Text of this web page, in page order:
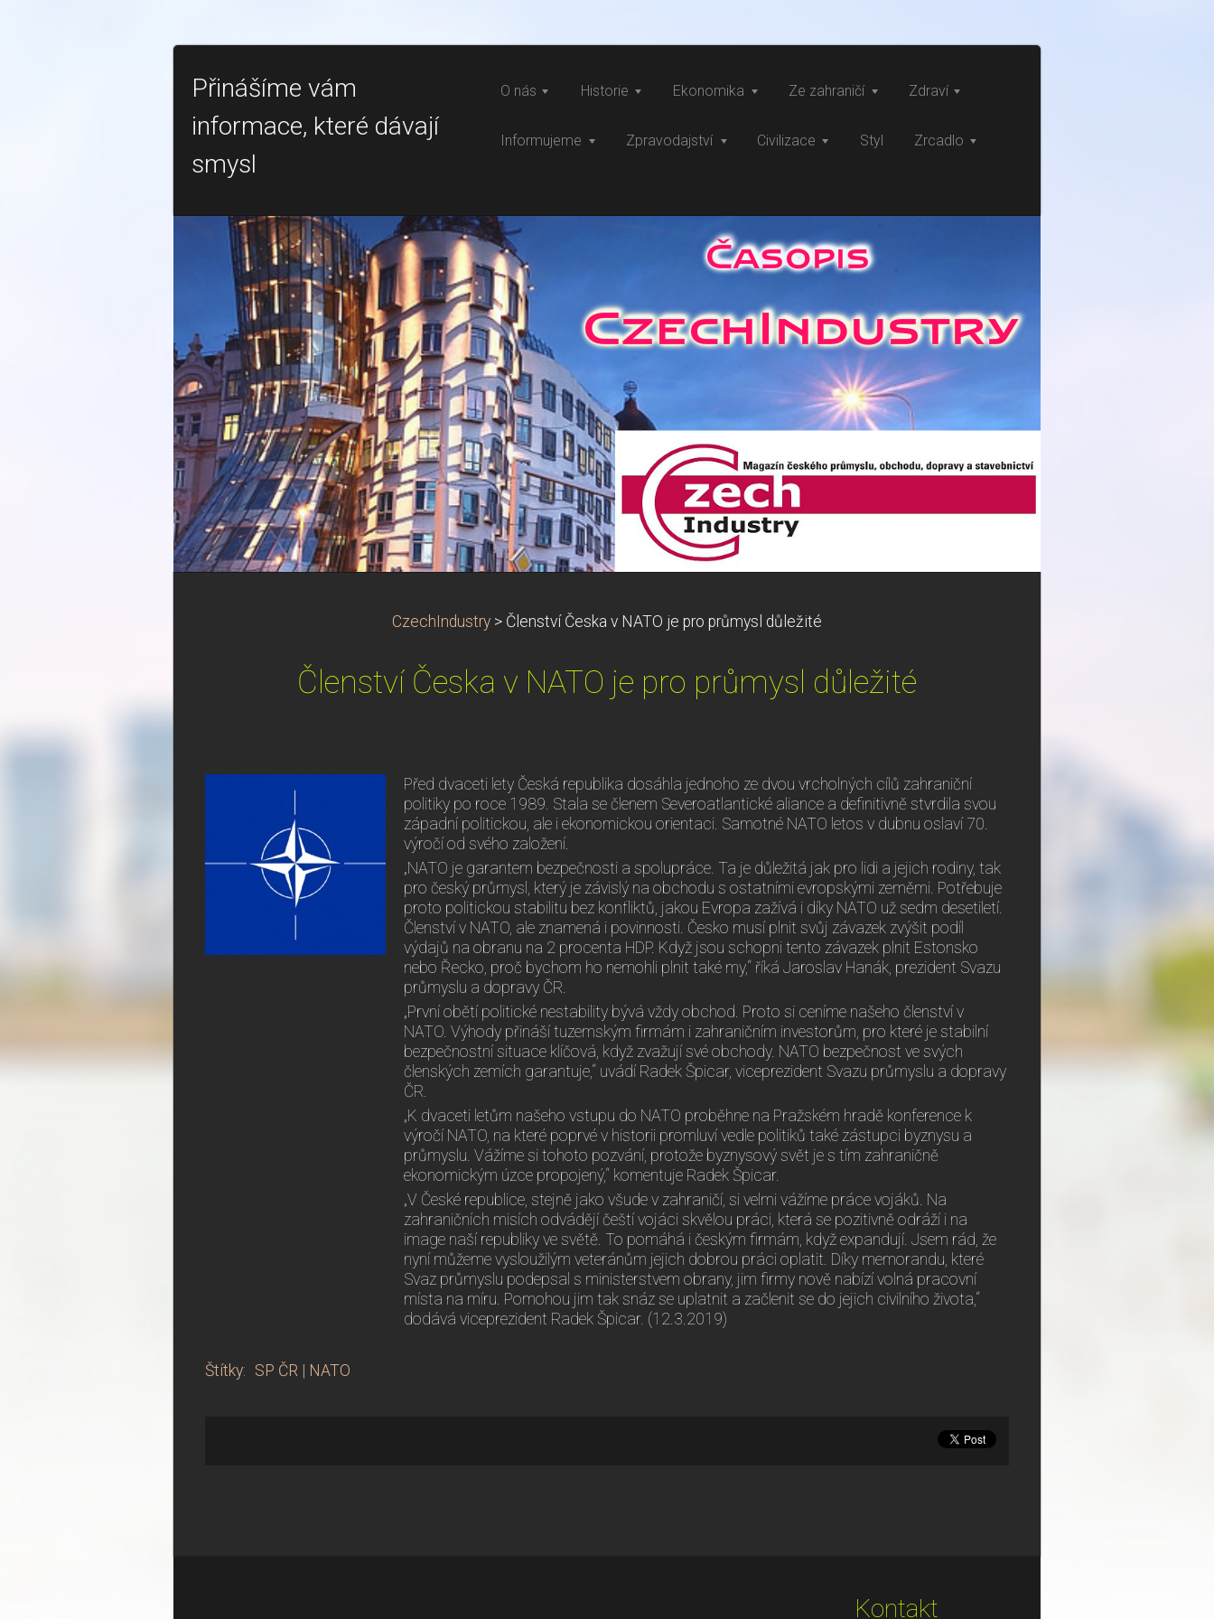
Přinášíme vám
informace, které dávají
smysl
O nás Historie Ekonomika Ze zahraničí Zdraví
Informujeme Zpravodajství Civilizace Styl Zrcadlo
CzechIndustry > Členství Česka v NATO je pro průmysl důležité
Členství Česka v NATO je pro průmysl důležité
Před dvaceti lety Česká republika dosáhla jednoho ze dvou vrcholných cílů zahraniční
politiky po roce 1989. Stala se členem Severoatlantické aliance a definitivně stvrdila svou
západní politickou, ale i ekonomickou orientaci. Samotné NATO letos v dubnu oslaví 70.
výročí od svého založení.
„NATO je garantem bezpečnosti a spolupráce. Ta je důležitá jak pro lidi a jejich rodiny, tak
pro český průmysl, který je závislý na obchodu s ostatními evropskými zeměmi. Potřebuje
proto politickou stabilitu bez konfliktů, jakou Evropa zažívá i díky NATO už sedm desetiletí.
Členství v NATO, ale znamená i povinnosti. Česko musí plnit svůj závazek zvýšit podíl
výdajů na obranu na 2 procenta HDP. Když jsou schopni tento závazek plnit Estonsko
nebo Řecko, proč bychom ho nemohli plnit také my,“ říká Jaroslav Hanák, prezident Svazu
průmyslu a dopravy ČR.
„První obětí politické nestability bývá vždy obchod. Proto si ceníme našeho členství v
NATO. Výhody přináší tuzemským firmám i zahraničním investorům, pro které je stabilní
bezpečnostní situace klíčová, když zvažují své obchody. NATO bezpečnost ve svých
členských zemích garantuje,“ uvádí Radek Špicar, viceprezident Svazu průmyslu a dopravy
ČR.
„K dvaceti letům našeho vstupu do NATO proběhne na Pražském hradě konference k
výročí NATO, na které poprvé v historii promluví vedle politiků také zástupci byznysu a
průmyslu. Vážíme si tohoto pozvání, protože byznysový svět je s tím zahraničně
ekonomickým úzce propojený,“ komentuje Radek Špicar.
„V České republice, stejně jako všude v zahraničí, si velmi vážíme práce vojáků. Na
zahraničních misích odvádějí čeští vojáci skvělou práci, která se pozitivně odráží i na
image naší republiky ve světě. To pomáhá i českým firmám, když expandují. Jsem rád, že
nyní můžeme vysloužilým veteránům jejich dobrou práci oplatit. Díky memorandu, které
Svaz průmyslu podepsal s ministerstvem obrany, jim firmy nově nabízí volná pracovní
místa na míru. Pomohou jim tak snáz se uplatnit a začlenit se do jejich civilního života,“
dodává viceprezident Radek Špicar. (12.3.2019)
Štítky: SP ČR NATO
Kontakt